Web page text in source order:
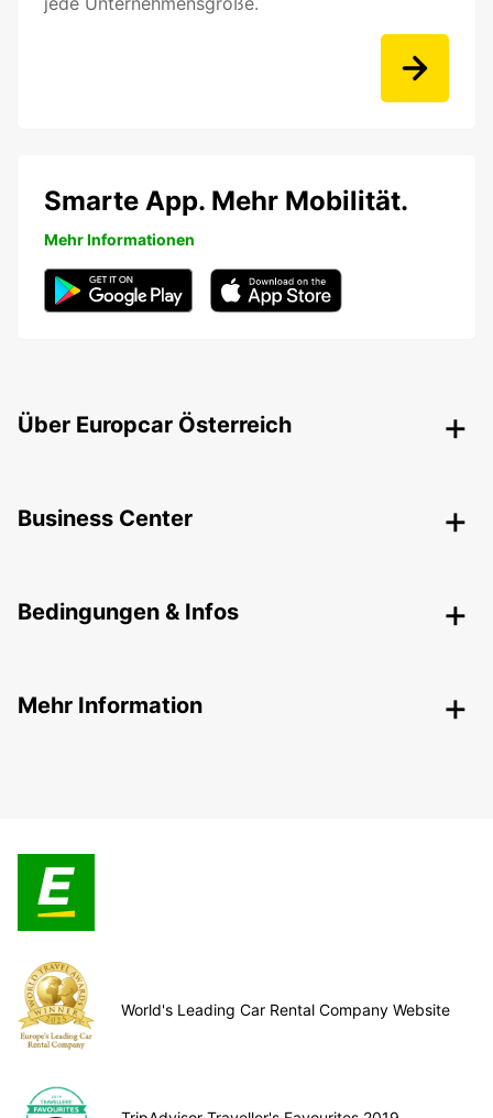
Smarte App. Mehr Mobilität.
Mehr Informationen
Über Europcar Österreich
Business Center
Bedingungen & Infos
Mehr Information
World's Leading Car Rental Company Website